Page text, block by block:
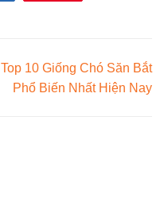
Top 10 Giống Chó Săn Bắt
Phổ Biến Nhất Hiện Nay